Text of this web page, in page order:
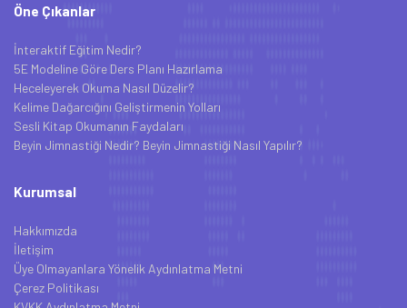
Öne Çıkanlar
İnteraktif Eğitim Nedir?
5E Modeline Göre Ders Planı Hazırlama
Heceleyerek Okuma Nasıl Düzelir?
Kelime Dağarcığını Geliştirmenin Yolları
Sesli Kitap Okumanın Faydaları
Beyin Jimnastiği Nedir? Beyin Jimnastiği Nasıl Yapılır?
Kurumsal
Hakkımızda
İletişim
Üye Olmayanlara Yönelik Aydınlatma Metni
Çerez Politikası